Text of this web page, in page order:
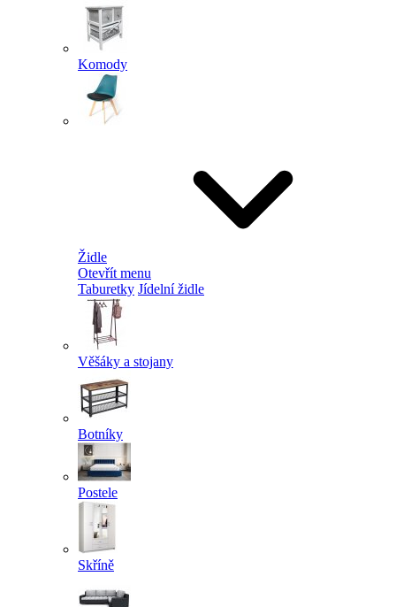
Komody
Židle
Otevřít menu
Taburetky Jídelní židle
Věšáky a stojany
Botníky
Postele
Skříně